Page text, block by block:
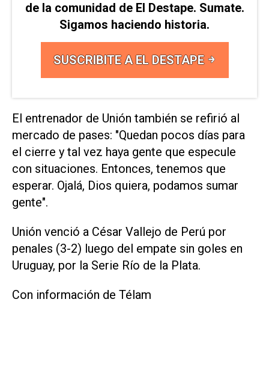
de la comunidad de El Destape. Sumate.
Sigamos haciendo historia.
SUSCRIBITE A EL DESTAPE
El entrenador de Unión también se refirió al
mercado de pases: "Quedan pocos días para
el cierre y tal vez haya gente que especule
con situaciones. Entonces, tenemos que
esperar. Ojalá, Dios quiera, podamos sumar
gente".
Unión venció a César Vallejo de Perú por
penales (3-2) luego del empate sin goles en
Uruguay, por la Serie Río de la Plata.
Con información de Télam